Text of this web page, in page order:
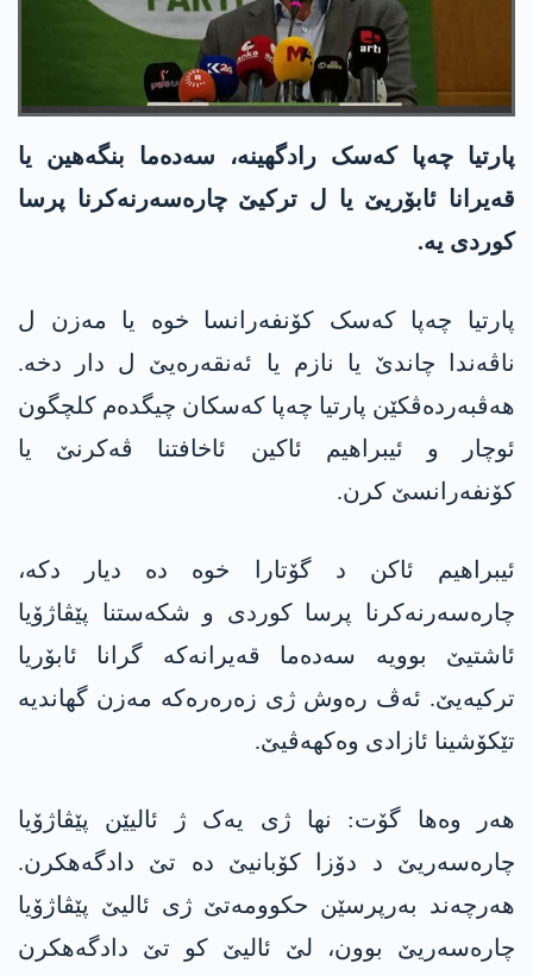
پارتیا چەپا کەسک رادگھینە، سەدەما بنگەھین یا
قەیرانا ئابۆریێ یا ل ترکیێ چارەسەرنەکرنا پرسا
کوردی یە.
پارتیا چەپا کەسک کۆنفەرانسا خوە یا مەزن ل
ناڤەندا چاندێ یا نازم یا ئەنقەرەیێ ل دار دخە.
ھەڤبەردەڤکێن پارتیا چەپا کەسکان چیگدەم کلچگون
ئوچار و ئیبراھیم ئاکین ئاخافتنا ڤەکرنێ یا
کۆنفەرانسێ کرن.
ئیبراھیم ئاکن د گۆتارا خوە دە دیار دکە،
چارەسەرنەکرنا پرسا کوردی و شکەستنا پێڤاژۆیا
ئاشتیێ بوویە سەدەما قەیرانەکە گرانا ئابۆریا
ترکیەیێ. ئەڤ رەوش ژی زەرەرەکە مەزن گھاندیە
تێکۆشینا ئازادی وەکھەڤیێ.
هەر وەها گۆت: نھا ژی یەک ژ ئالیێن پێڤاژۆیا
چارەسەریێ د دۆزا کۆبانیێ دە تێ دادگەھکرن.
ھەرچەند بەرپرسێن حکوومەتێ ژی ئالیێ پێڤاژۆیا
چارەسەریێ بوون، لێ ئالیێ کو تێ دادگەھکرن